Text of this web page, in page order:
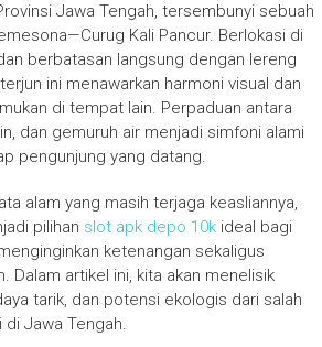
Jawa Tengah, tersembunyi sebuah
Kali Pancur. Berlokasi di
berbatasan langsung dengan lereng
ini menawarkan harmoni visual dan
di tempat lain. Perpaduan antara
dan gemuruh air menjadi simfoni alami
pengunjung yang datang.
alam yang masih terjaga keasliannya,
pilihan slot apk depo 10kideal bagi
ketenangan sekaligus
Dalam artikel ini, kita akan menelisik
tarik, dan potensi ekologis dari salah
Jawa Tengah.